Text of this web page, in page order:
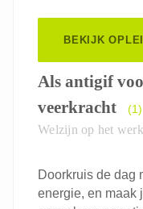
BEKIJK
Als antigif
veerkracht
(1)
Welzijn op het werk
Doorkruis de dag
energie, en maak